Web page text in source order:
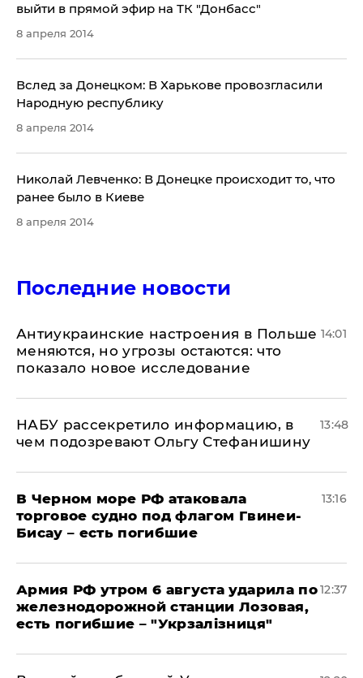
выйти в прямой эфир на ТК "Донбасс"
8 апреля 2014
Вслед за Донецком: В Харькове провозгласили
Народную республику
8 апреля 2014
Николай Левченко: В Донецке происходит то, что
ранее было в Киеве
8 апреля 2014
Последние новости
Антиукраинские настроения в Польше
меняются, но угрозы остаются: что
показало новое исследование
14:01
НАБУ рассекретило информацию, в
чем подозревают Ольгу Стефанишину
13:48
В Черном море РФ атаковала
торговое судно под флагом Гвинеи-
Бисау – есть погибшие
13:16
Армия РФ утром 6 августа ударила по
железнодорожной станции Лозовая,
есть погибшие – "Укрзалізниця"
12:37